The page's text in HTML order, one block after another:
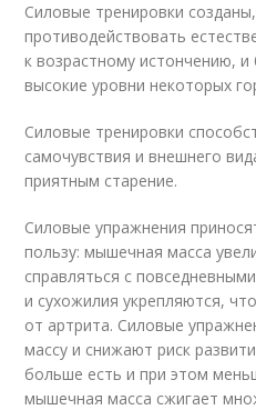
Силовые тренировки
противодействовать
к возрастному истончению,
высокие уровни некоторых
Силовые тренировки
самочувствия и внешнего
приятным старение.
Силовые упражнения
пользу: мышечная масса
справляться с
и сухожилия укрепляются,
от артрита. Силовые
массу и снижают риск
больше есть и при этом
мышечная масса сжигает